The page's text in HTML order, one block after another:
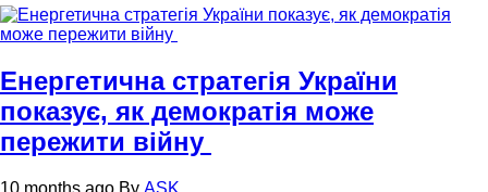
Енергетична стратегія України
показує, як демократія може
пережити війну